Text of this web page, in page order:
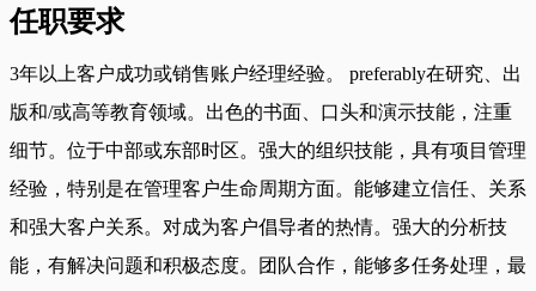
任职要求
3年以上客户成功或销售账户经理经验。 preferably在研究、出
版和/或高等教育领域。出色的书面、口头和演示技能，注重
细节。位于中部或东部时区。强大的组织技能，具有项目管理
经验，特别是在管理客户生命周期方面。能够建立信任、关系
和强大客户关系。对成为客户倡导者的热情。强大的分析技
能，有解决问题和积极态度。团队合作，能够多任务处理，最